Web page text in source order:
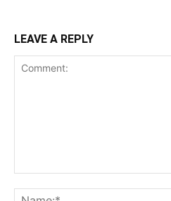
LEAVE A REPLY